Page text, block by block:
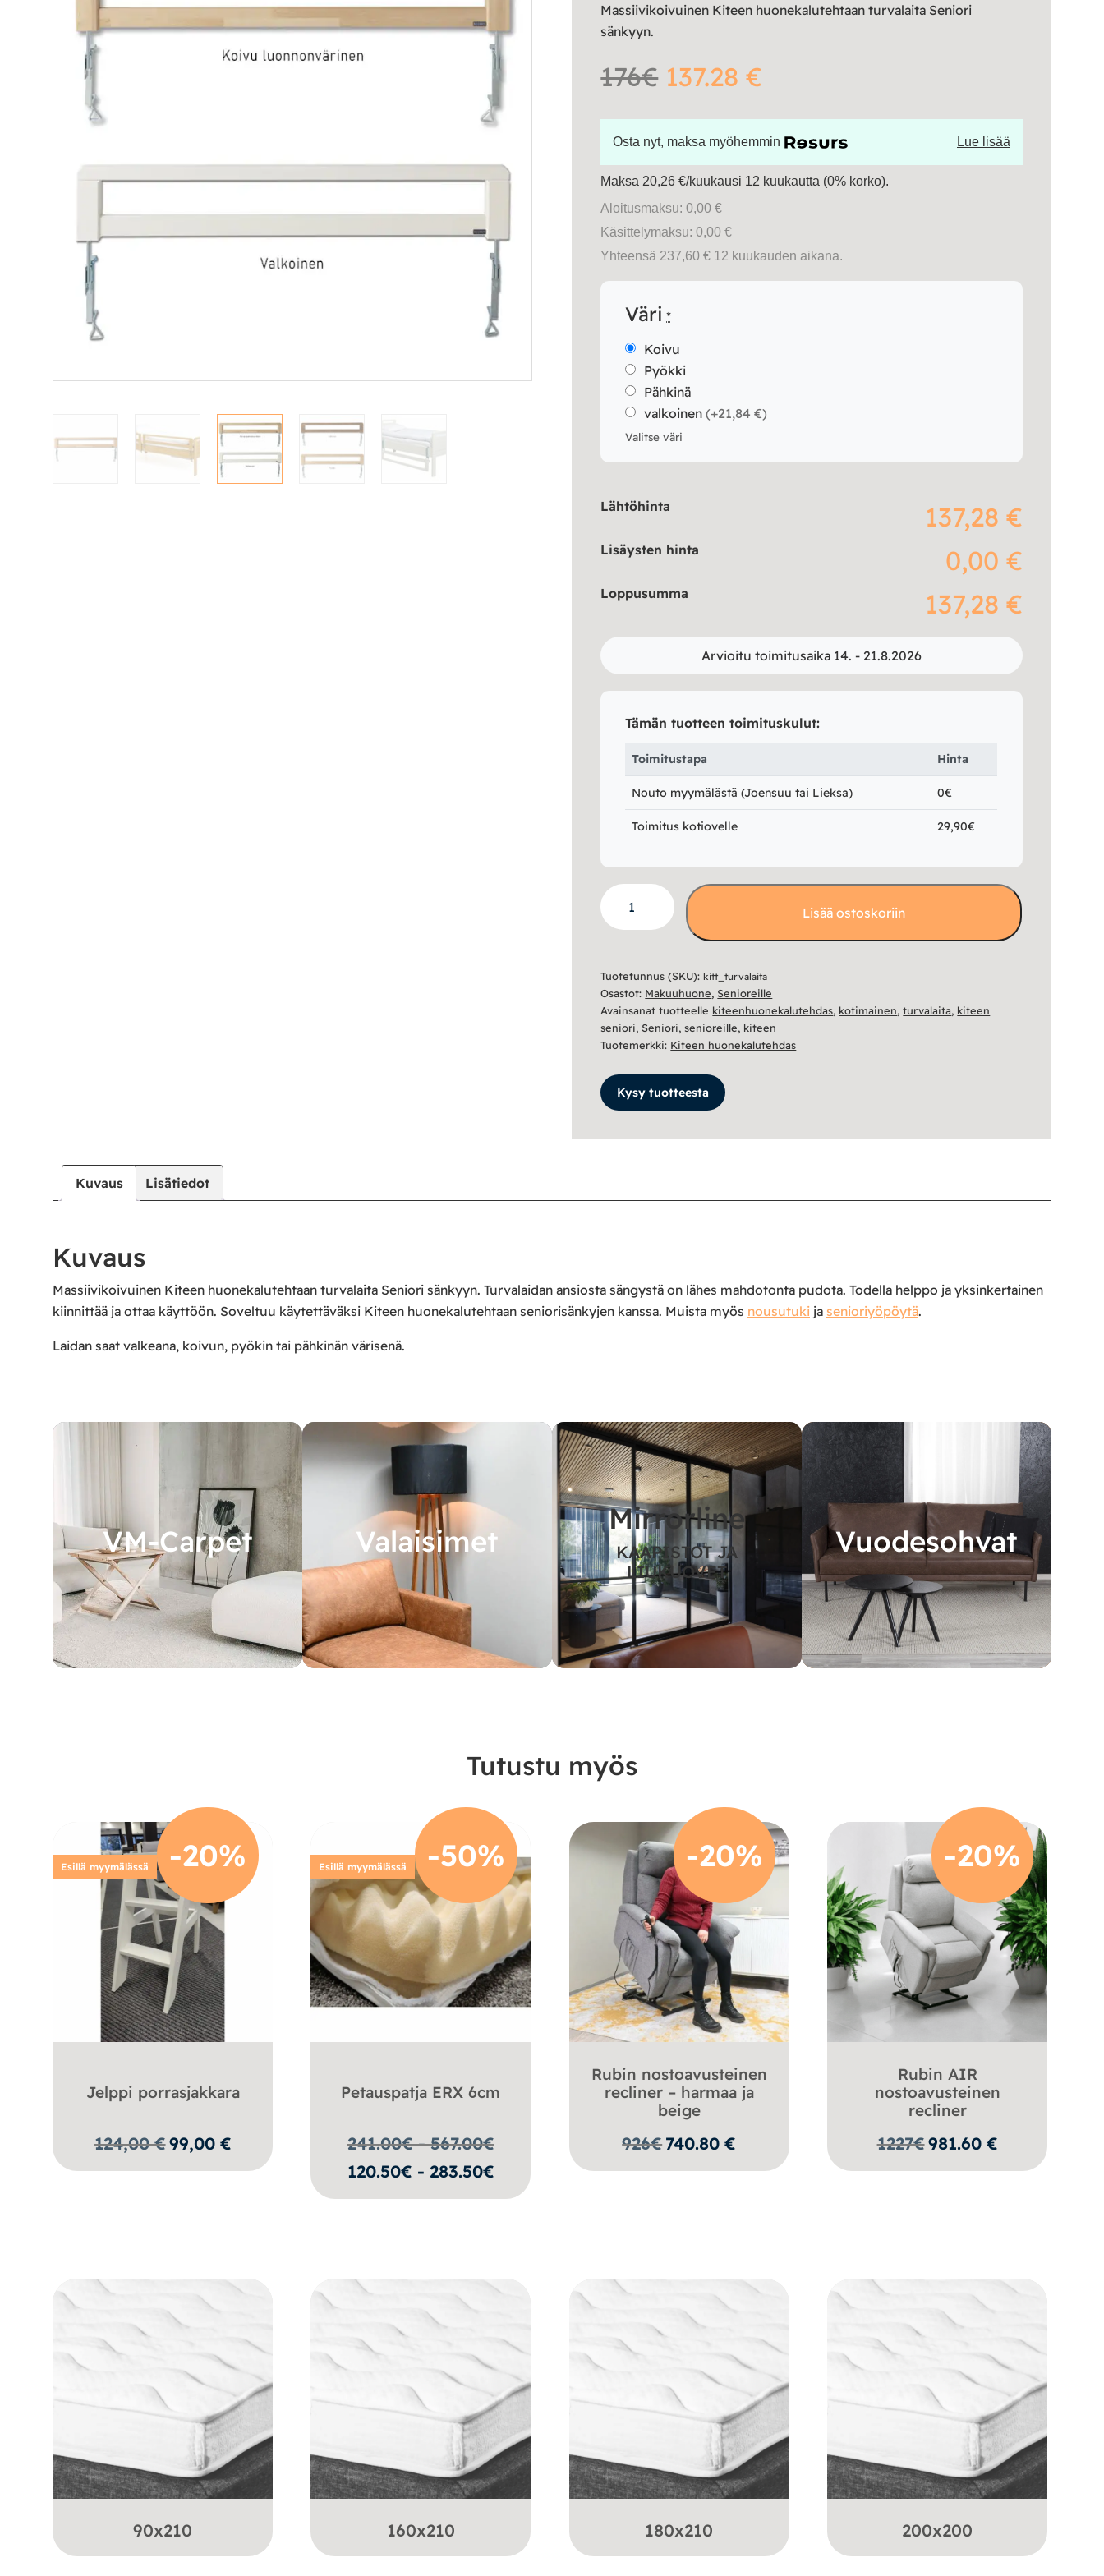
Jenkkisängyt
Runkosängyt
Säätösängyt
Petauspatjat
Sängyn rungot
Kerros- ja parvisängyt
Lapsille
Säilytys
Massiivikoivuinen Kiteen huonekalutehtaan turvalaita Seniori
sänkyyn.
176€137.28 €
Osta nyt, maksa myöhemmin Lue lisää
Maksa 20,26 €/kuukausi 12 kuukautta (0% korko).
Aloitusmaksu: 0,00 €
Käsittelymaksu: 0,00 €
Yhteensä 237,60 € 12 kuukauden aikana.
Väri *
Koivu
Pyökki
Pähkinä
valkoinen(+21,84 €)
Valitse väri
Lähtöhinta 137,28 €
Lisäysten hinta 0,00 €
Loppusumma 137,28 €
Arvioitu toimitusaika 14. - 21.8.2026
Tämän tuotteen toimituskulut:
Toimitustapa Hinta
Nouto myymälästä (Joensuu tai Lieksa) 0€
Toimitus kotiovelle 29,90€
Seniori
turvalaita
Lisää ostoskoriin
Tuotetunnus (SKU):kitt_turvalaita
Osastot: Makuuhuone,Senioreille
Avainsanat tuotteelle kiteenhuonekalutehdas, kotimainen,turvalaita, kiteen
seniori,Seniori,senioreille, kiteen
Tuotemerkki: Kiteen huonekalutehdas
Kysy tuotteesta
Kuvaus Lisätiedot
Kuvaus
Massiivikoivuinen Kiteen huonekalutehtaan turvalaita Seniori sänkyyn. Turvalaidan ansiosta sängystä on lähes mahdotonta pudota. Todella helppo ja yksinkertainen
kiinnittää ja ottaa käyttöön. Soveltuu käytettäväksi Kiteen huonekalutehtaan seniorisänkyjen kanssa. Muista myös nousutuki ja senioriyöpöytä.
Laidan saat valkeana, koivun, pyökin tai pähkinän värisenä.
VM-Carpet Valaisimet
Mirrorline
KAAPISTOT JA
LIUKUOVET
Vuodesohvat
Tutustu myös
-20%
Esillä myymälässä
Jelppi porrasjakkara
124,00€ Alkuperäinen
hinta
oli:
99,00 €Nykyinen
on:
-50%
Esillä myymälässä
Petauspatja ERX 6cm
241.00€ - 567.00€
120.50€ - 283.50€
-20%
Rubin nostoavusteinen
recliner – harmaa ja
beige
926€740.80€
-20%
Rubin AIR
nostoavusteinen
recliner
1227€981.60 €
90x210 160x210 180x210 200x200